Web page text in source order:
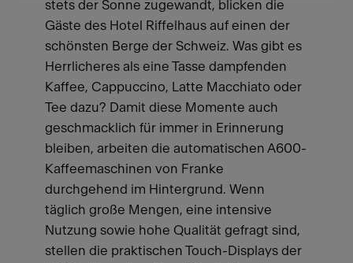
stets der Sonne zugewandt, blicken die
Gäste des Hotel Riffelhaus auf einen der
schönsten Berge der Schweiz. Was gibt es
Herrlicheres als eine Tasse dampfenden
Kaffee, Cappuccino, Latte Macchiato oder
Tee dazu? Damit diese Momente auch
geschmacklich für immer in Erinnerung
bleiben, arbeiten die automatischen A600-
Kaffeemaschinen von Franke
durchgehend im Hintergrund. Wenn
täglich große Mengen, eine intensive
Nutzung sowie hohe Qualität gefragt sind,
stellen die praktischen Touch-Displays der